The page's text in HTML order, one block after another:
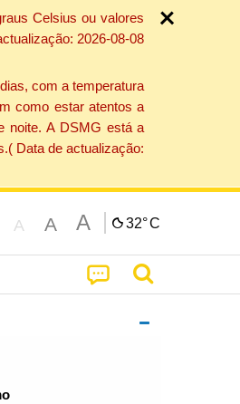
Celsius ou valores
2026-08-08
com a temperatura
como estar atentos a
noite. A DSMG está a
Data de actualização:
A A A 32°C